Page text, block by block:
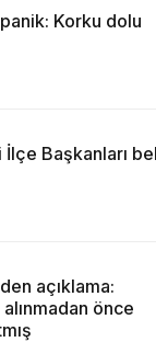
Korku dolu
İlçe Başkanları
açıklama:
önce